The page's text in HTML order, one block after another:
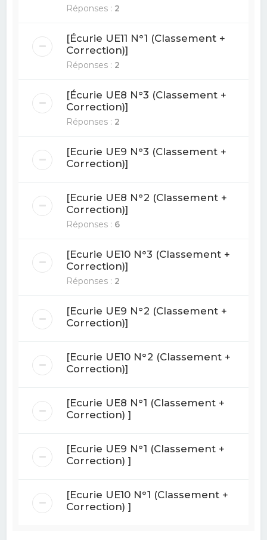
Réponses : 2
[Écurie UE11 N°1 (Classement +
Correction)]
Réponses : 2
[Écurie UE8 N°3 (Classement +
Correction)]
Réponses : 2
[Ecurie UE9 N°3 (Classement +
Correction)]
[Ecurie UE8 N°2 (Classement +
Correction)]
Réponses : 6
[Ecurie UE10 N°3 (Classement +
Correction)]
Réponses : 2
[Ecurie UE9 N°2 (Classement +
Correction)]
[Ecurie UE10 N°2 (Classement +
Correction)]
[Ecurie UE8 N°1 (Classement +
Correction) ]
[Ecurie UE9 N°1 (Classement +
Correction) ]
[Ecurie UE10 N°1 (Classement +
Correction) ]